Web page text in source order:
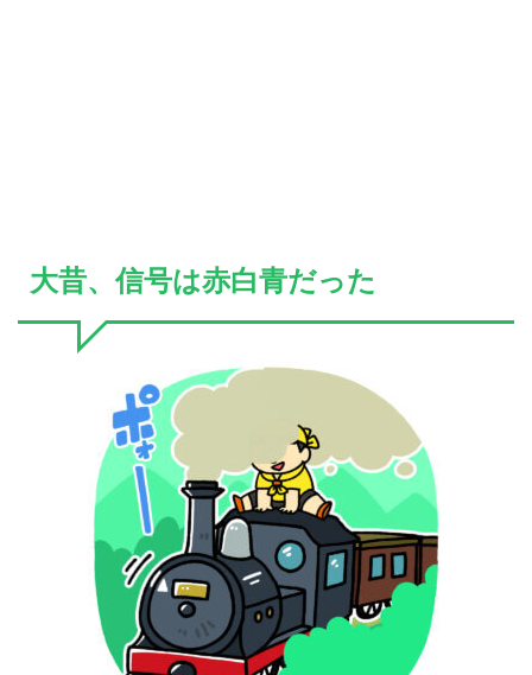
大昔、信号は赤白青だった